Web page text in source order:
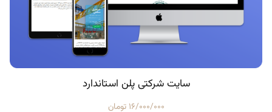
سایت شرکتی پلن استاندارد
16/000/000 تومان